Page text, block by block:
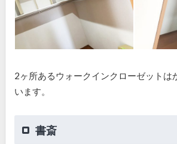
2ヶ所あるウォークインクローゼットは
います。
書斎